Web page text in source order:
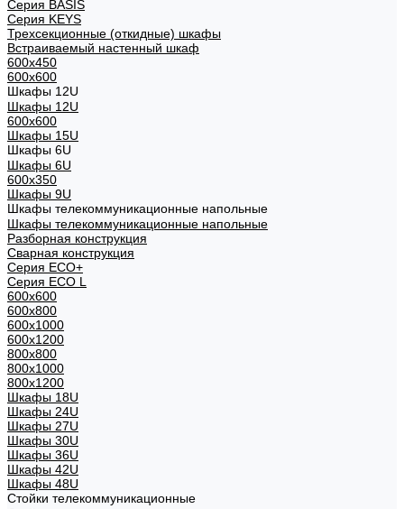
Cерия BASIS
Cерия KEYS
Трехсекционные (откидные) шкафы
Встраиваемый настенный шкаф
600x450
600x600
Шкафы 12U
Шкафы 12U
600x600
Шкафы 15U
Шкафы 6U
Шкафы 6U
600x350
Шкафы 9U
Шкафы телекоммуникационные напольные
Шкафы телекоммуникационные напольные
Разборная конструкция
Сварная конструкция
Серия ECO+
Серия ECO L
600x600
600x800
600х1000
600х1200
800x800
800х1000
800х1200
Шкафы 18U
Шкафы 24U
Шкафы 27U
Шкафы 30U
Шкафы 36U
Шкафы 42U
Шкафы 48U
Стойки телекоммуникационные